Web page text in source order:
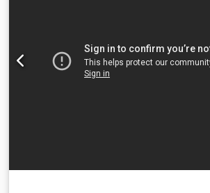
چنگال پالت, چهار چرخ محرک,